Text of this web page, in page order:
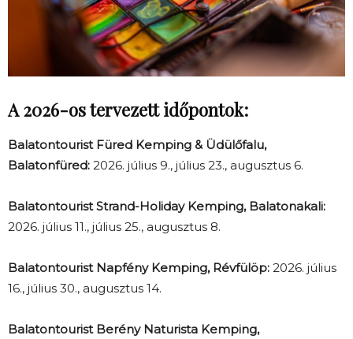
A 2026-os tervezett időpontok:
Balatontourist Füred Kemping & Üdülőfalu,
Balatonfüred: 2026. július 9., július 23., augusztus 6.
Balatontourist Strand-Holiday Kemping, Balatonakali:
2026. július 11., július 25., augusztus 8.
Balatontourist Napfény Kemping, Révfülöp: 2026. július
16., július 30., augusztus 14.
Balatontourist Berény Naturista Kemping,